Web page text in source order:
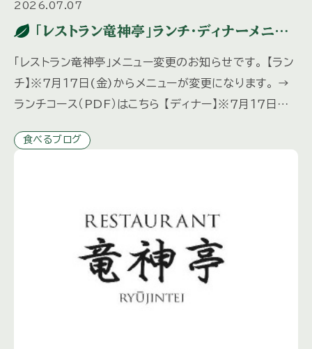
2026.07.07
「レストラン竜神亭」ランチ・ディナーメニュ
「レストラン竜神亭」メニュー変更のお知らせです。 【ラン
チ】※７月１７日(金)からメニューが変更になります。 →
ランチコース（PDF）はこちら 【ディナー】※７月１７日
[…]
食べるブログ